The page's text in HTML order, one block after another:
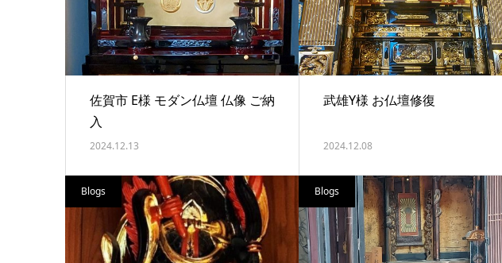
佐賀市 E様 モダン仏壇 仏像 ご納
入
2024.12.13
武雄Y様 お仏壇修復
2024.12.08
Blogs Blogs